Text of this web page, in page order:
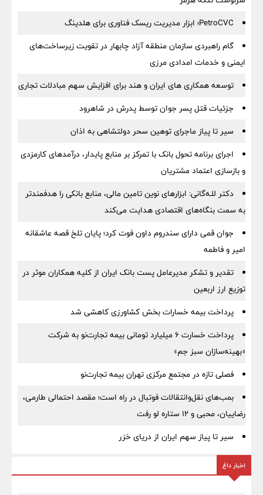
PetroCVC؛ ابزار مدیریت ریسک فناوری برای هلدینگ
گام راهبردی سازمان منطقه آزاد چابهار در تقویت زیرساخت‌های
ایمنی و خدمات امدادی مرزی
توسعه همکاری های ایران و هند برای افزایش سهم مبادلات تجاری
جزئیات قتل پسر جوان توسط پدرش در شاهرود
سیر تا پیاز ماجرای توهین سحر دولتشاهی به اذان
اجرای برنامه تحول بانک با تمرکز بر منابع پایدار، درآمدهای کارمزدی
و بازسازی اعتماد مشتریان
دکتر للـه‌گانی: ابزارهای نوین تامین مالی، منابع بانکی را هدفمندتر
به سمت بنگاه‌های اقتصادی هدایت می‌کند
جوان قمی دارای سندروم داون فوت کرد؛ پایان تلخ قصه عاشقانه
امیر و فاطمه
تقدیر و تشکر مدیرعامل پست بانک ایران از کلیه همکاران موثر در
توزیع ارز اربعین
پرداخت بیمه خسارات بخش کشاورزی کاهشی شد
پرداخت خسارت ۶ میلیارد تومانی بیمه تجارت‌نو به شرکت
«بهینه‌سازان سبز جم»
فصلی تازه در مجتمع مرکزی تهران بیمه تجارت‌نو
بمب‌های نقل‌وانتقالات فوتبال در راه است؛ مقصد احتمالی طارمی،
رضاییان، محبی و ۱۲ ستاره لو رفت
سیر تا پیاز سهم ایران از دریای خزر
اخبار داغ